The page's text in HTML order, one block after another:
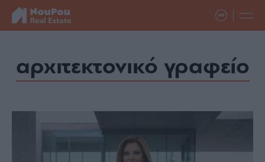
αρχιτεκτονικό γραφείο
SPONSORED
SPONSORED
SPONSORED